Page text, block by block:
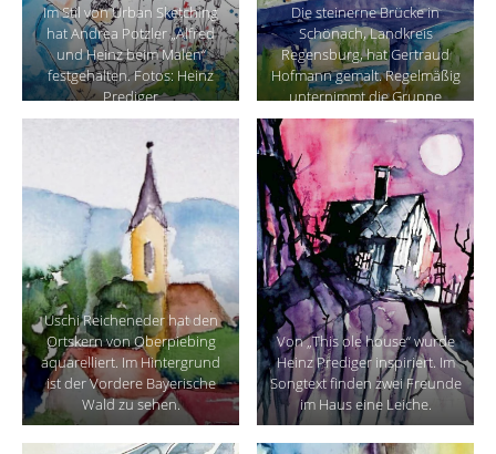
Im Stil von Urban Sketching
hat Andrea Potzler „Alfred
und Heinz beim Malen“
festgehalten. Fotos: Heinz
Prediger
Die steinerne Brücke in
Schönach, Landkreis
Regensburg, hat Gertraud
Hofmann gemalt. Regelmäßig
unternimmt die Gruppe
Malausflüge.
Uschi Reicheneder hat den
Ortskern von Oberpiebing
aquarelliert. Im Hintergrund
ist der Vordere Bayerische
Wald zu sehen.
Von „This ole house“ wurde
Heinz Prediger inspiriert. Im
Songtext finden zwei Freunde
im Haus eine Leiche.